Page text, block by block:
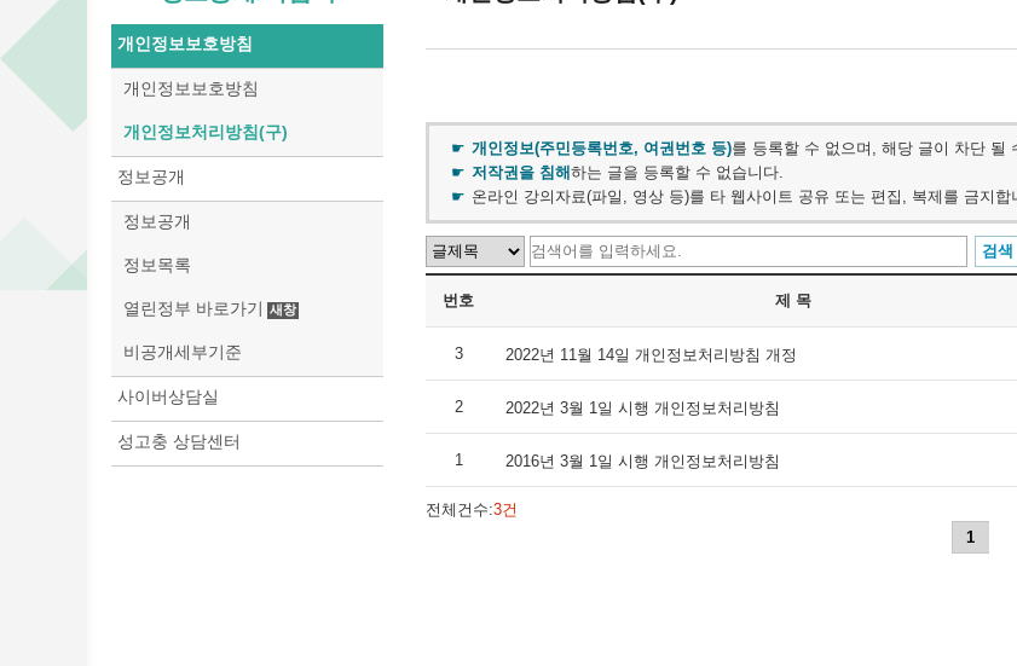
개인정보보호방침
개인정보보호방침
개인정보처리방침(구)
정보공개
정보공개
정보목록
열린정부 바로가기
비공개세부기준
사이버상담실
성고충 상담센터
개인정보(주민등록번호, 여권번호 등)를 등록할 수 없으며, 해당 글이 차단 될
저작권을 침해하는 글을 등록할 수 없습니다.
온라인 강의자료(파일, 영상 등)를 타 웹사이트 공유 또는 편집, 복제를 금지합
번호 제 목
3 2022년 11월 14일 개인정보처리방침 개정
2 2022년 3월 1일 시행 개인정보처리방침
1 2016년 3월 1일 시행 개인정보처리방침
전체건수:3건
1